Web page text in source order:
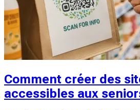
Comment créer des
accessibles aux